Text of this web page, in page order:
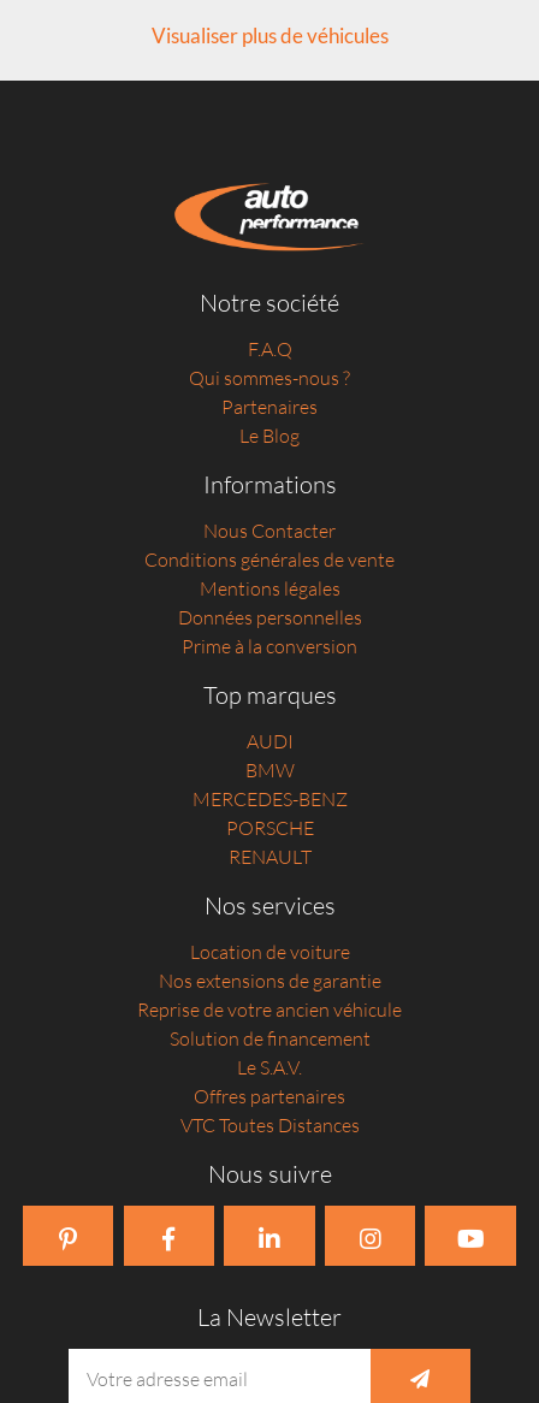
Visualiser plus de véhicules
Notre société
F.A.Q
Qui sommes-nous ?
Partenaires
Le Blog
Informations
Nous Contacter
Conditions générales de vente
Mentions légales
Données personnelles
Prime à la conversion
Top marques
AUDI
BMW
MERCEDES-BENZ
PORSCHE
RENAULT
Nos services
Location de voiture
Nos extensions de garantie
Reprise de votre ancien véhicule
Solution de financement
Le S.A.V.
Offres partenaires
VTC Toutes Distances
Nous suivre
La Newsletter